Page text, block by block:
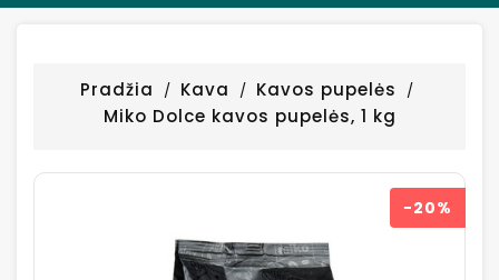
Pradžia Kava
Kavos pupelės
Miko Dolce kavos pupelės, 1 kg
−20%